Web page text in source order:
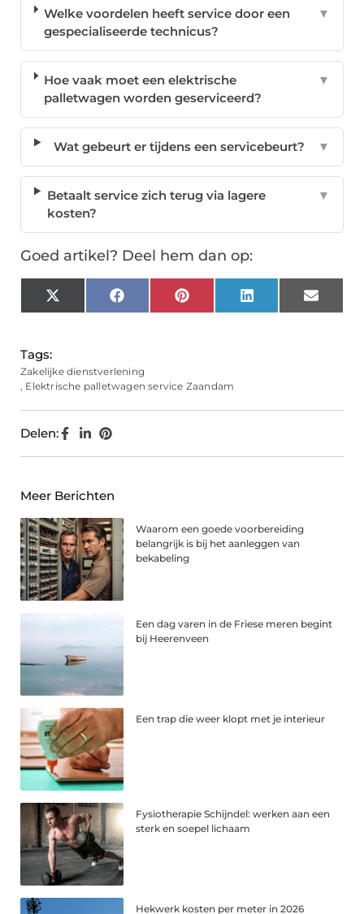
Welke voordelen heeft service door een
gespecialiseerde technicus?
▼
Hoe vaak moet een elektrische
palletwagen worden geserviceerd?
▼
Wat gebeurt er tijdens een servicebeurt? ▼
Betaalt service zich terug via lagere
kosten?
▼
Goed artikel? Deel hem dan op:
X
(Twitter)
FacebookPinterest LinkedIn Email
Tags:
Zakelijke dienstverlening
, Elektrische palletwagen service Zaandam
Delen:
Meer Berichten
Waarom een goede voorbereiding
belangrijk is bij het aanleggen van
bekabeling
Een dag varen in de Friese meren begint
bij Heerenveen
Een trap die weer klopt met je interieur
Fysiotherapie Schijndel: werken aan een
sterk en soepel lichaam
Hekwerk kosten per meter in 2026